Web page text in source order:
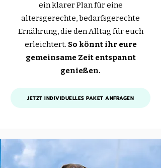
ein klarer Plan für eine
altersgerechte, bedarfsgerechte
Ernährung, die den Alltag für euch
erleichtert. So könnt ihr eure
gemeinsame Zeit entspannt
genießen.
JETZT INDIVIDUELLES PAKET ANFRAGEN